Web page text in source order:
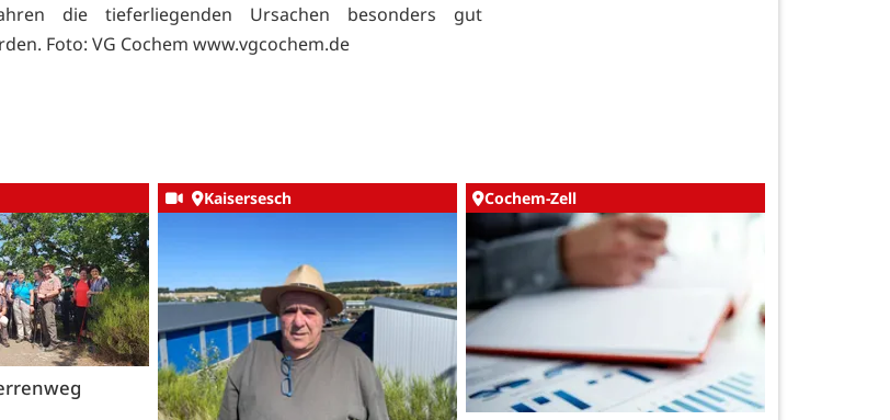
die tieferliegenden Ursachen besonders gut
Foto: VG Cochem www.vgcochem.de
Kaisersesch Cochem-Zell